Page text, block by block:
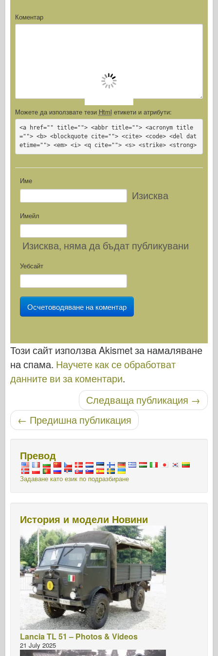
Коментар
Можете да използвате тези Html етикети и атрибути:
<a href="" title=""> <abbr title=""> <acronym title
=""> <b> <blockquote cite=""> <cite> <code> <del dat
etime=""> <em> <i> <q cite=""> <s> <strike> <strong>
Име
Изисква
Имейл
Изисква, няма да бъдат публикувани
Уебсайт
Този сайт използва Akismet за намаляване
на спама. Научете как се обработват
данните ви за коментари.
Публикуване на навигацияСледваща публикация →
← Предишна публикация
Превод
Задаване като език по подразбиране
История и модели Новини
Lancia TL 51 – Photos & Videos
21 July 2025